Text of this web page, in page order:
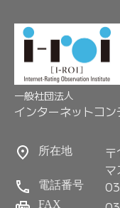
一般社団法人
インターネットコ
所在地
電話番号
FAX